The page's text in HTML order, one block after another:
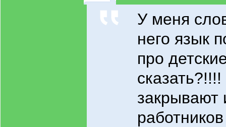
У меня
него язык
про
сказать?!!!!
закрывают